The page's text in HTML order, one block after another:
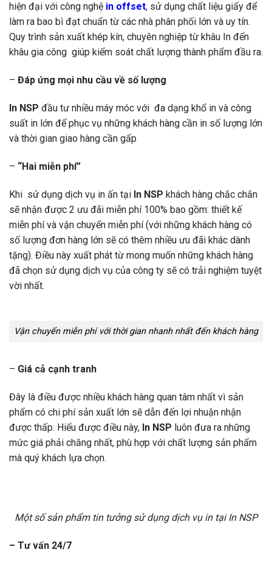
hiện đại với công nghệ in offset, sử dụng chất liệu giấy để
làm ra bao bì đạt chuẩn từ các nhà phân phối lớn và uy tín.
Quy trình sản xuất khép kín, chuyên nghiệp từ khâu In đến
khâu gia công giúp kiểm soát chất lượng thành phẩm đầu ra.
– Đáp ứng mọi nhu cầu về số lượng
In NSP đầu tư nhiều máy móc với đa dạng khổ in và công
suất in lớn để phục vụ những khách hàng cần in số lượng lớn
và thời gian giao hàng cần gấp
– “Hai miễn phí”
Khi sử dụng dịch vụ in ấn tại In NSP khách hàng chắc chắn
sẽ nhận được 2 ưu đãi miễn phí 100% bao gồm: thiết kế
miễn phí và vận chuyển miễn phí (với những khách hàng có
số lượng đơn hàng lớn sẽ có thêm nhiều ưu đãi khác dành
tặng). Điều này xuất phát từ mong muốn những khách hàng
đã chọn sử dụng dịch vụ của công ty sẽ có trải nghiệm tuyệt
vời nhất.
Vận chuyển miễn phí với thời gian nhanh nhất đến khách hàng
– Giá cả cạnh tranh
Đây là điều được nhiều khách hàng quan tâm nhất vì sản
phẩm có chi phí sản xuất lớn sẽ dẫn đến lợi nhuận nhận
được thấp. Hiểu được điều này, In NSP luôn đưa ra những
mức giá phải chăng nhất, phù hợp với chất lượng sản phẩm
mà quý khách lựa chọn.
Một số sản phẩm tin tưởng sử dụng dịch vụ in tại In NSP
– Tư vấn 24/7